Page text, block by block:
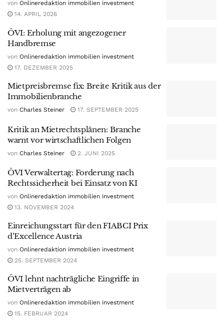
von Onlineredaktion immobilien investment
14. APRIL 2026
ÖVI: Erholung mit angezogener
Handbremse
von Onlineredaktion immobilien investment
17. DEZEMBER 2025
Mietpreisbremse fix: Breite Kritik aus der
Immobilienbranche
von Charles Steiner 17. SEPTEMBER 2025
Kritik an Mietrechtsplänen: Branche
warnt vor wirtschaftlichen Folgen
von Charles Steiner 2. JUNI 2025
ÖVI Verwaltertag: Forderung nach
Rechtssicherheit bei Einsatz von KI
von Onlineredaktion immobilien investment
13. NOVEMBER 2024
Einreichungsstart für den FIABCI Prix
d’Excellence Austria
von Onlineredaktion immobilien investment
25. SEPTEMBER 2024
ÖVI lehnt nachträgliche Eingriffe in
Mietverträgen ab
von Onlineredaktion immobilien investment
15. FEBRUAR 2024